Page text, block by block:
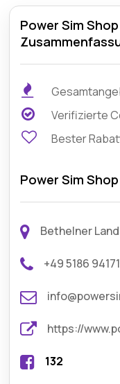
Power Sim
Verifizierte
Bester
Power Sim
Bethelner
+49 5186
https://
132